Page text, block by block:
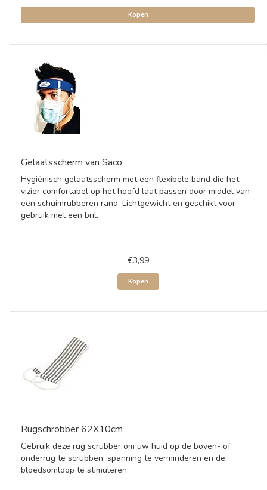
Kopen
Gelaatsscherm van Saco
Hygiënisch gelaatsscherm met een flexibele band die het
vizier comfortabel op het hoofd laat passen door middel van
een schuimrubberen rand. Lichtgewicht en geschikt voor
gebruik met een bril.
€3,99
Kopen
Rugschrobber 62X10cm
Gebruik deze rug scrubber om uw huid op de boven- of
onderrug te scrubben, spanning te verminderen en de
bloedsomloop te stimuleren.